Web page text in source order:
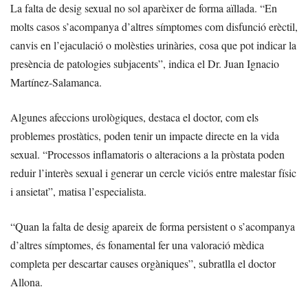
La falta de desig sexual no sol aparèixer de forma aïllada. “En
molts casos s’acompanya d’altres símptomes com disfunció erèctil,
canvis en l’ejaculació o molèsties urinàries, cosa que pot indicar la
presència de patologies subjacents”, indica el Dr. Juan Ignacio
Martínez-Salamanca.
Algunes afeccions urològiques, destaca el doctor, com els
problemes prostàtics, poden tenir un impacte directe en la vida
sexual. “Processos inflamatoris o alteracions a la pròstata poden
reduir l’interès sexual i generar un cercle viciós entre malestar físic
i ansietat”, matisa l’especialista.
“Quan la falta de desig apareix de forma persistent o s’acompanya
d’altres símptomes, és fonamental fer una valoració mèdica
completa per descartar causes orgàniques”, subratlla el doctor
Allona.